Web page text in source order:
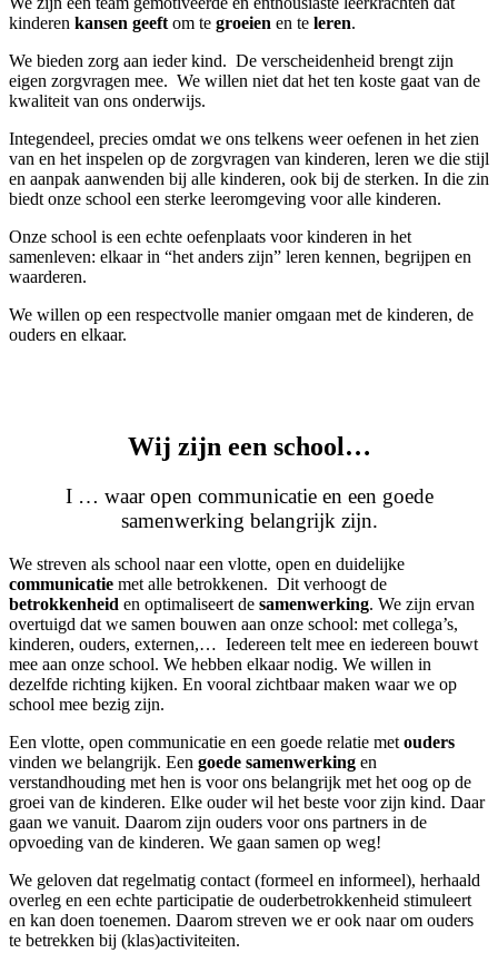
kinderen kansen geeftom te groeien en te leren.
We bieden zorg aan ieder kind. De verscheidenheid brengt zijn
eigen zorgvragen mee. We willen niet dat het ten koste gaat van de
kwaliteit van ons onderwijs.
Integendeel, precies omdat we ons telkens weer oefenen in het zien
van en het inspelen op de zorgvragen van kinderen, leren we die stijl
en aanpak aanwenden bij alle kinderen, ook bij de sterken. In die zin
biedt onze school een sterke leeromgeving voor alle kinderen.
Onze school is een echte oefenplaats voor kinderen in het
samenleven: elkaar in “het anders zijn” leren kennen, begrijpen en
waarderen.
We willen op een respectvolle manier omgaan met de kinderen, de
ouders en elkaar.
Wij zijn een school…
I … waar open communicatie en een goede
samenwerking belangrijk zijn.
We streven als school naar een vlotte, open en duidelijke
communicatie met alle betrokkenen. Dit verhoogt de
betrokkenheid en optimaliseert de samenwerking. We zijn ervan
overtuigd dat we samen bouwen aan onze school: met collega’s,
kinderen, ouders, externen,… Iedereen telt mee en iedereen bouwt
mee aan onze school. We hebben elkaar nodig. We willen in
dezelfde richting kijken. En vooral zichtbaar maken waar we op
school mee bezig zijn.
Een vlotte, open communicatie en een goede relatie met ouders
vinden we belangrijk. Een goede samenwerking en
verstandhouding met hen is voor ons belangrijk met het oog op de
groei van de kinderen. Elke ouder wil het beste voor zijn kind. Daar
gaan we vanuit. Daarom zijn ouders voor ons partners in de
opvoeding van de kinderen. We gaan samen op weg!
We geloven dat regelmatig contact (formeel en informeel), herhaald
overleg en een echte participatie de ouderbetrokkenheid stimuleert
en kan doen toenemen. Daarom streven we er ook naar om ouders
te betrekken bij (klas)activiteiten.